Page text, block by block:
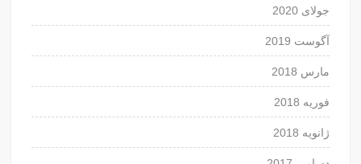
جولای 2020
آگوست 2019
مارس 2018
فوریه 2018
ژانویه 2018